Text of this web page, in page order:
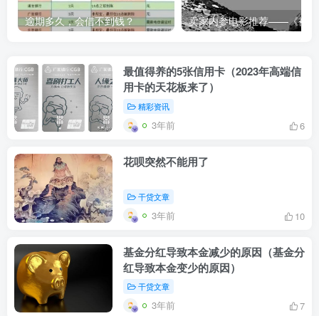
逾期多久，会借不到钱？
最值得养的5张信用卡（2023年高端信
用卡的天花板来了）
精彩资讯
3年前 6
花呗突然不能用了
干贷文章
3年前 10
基金分红导致本金减少的原因（基金分
红导致本金变少的原因）
干贷文章
3年前 7